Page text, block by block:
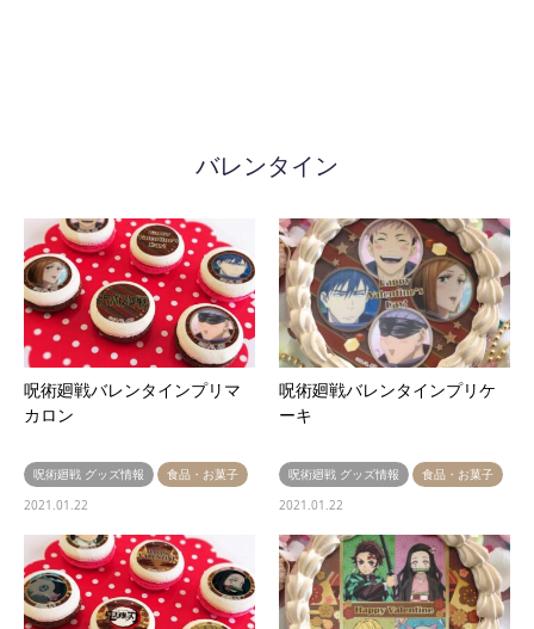
バレンタイン
呪術廻戦バレンタインプリマ
カロン
呪術廻戦 グッズ情報
食品・お菓子
2021.01.22
呪術廻戦バレンタインプリケ
ーキ
呪術廻戦 グッズ情報
食品・お菓子
2021.01.22